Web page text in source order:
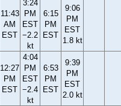
11:43
AM
EST
3:24
PM
EST
−2.2
kt
6:15
PM
EST
9:06
PM
EST
1.8 kt
12:27
PM
EST
4:04
PM
EST
−2.4
kt
6:53
PM
EST
9:39
PM
EST
2.0 kt